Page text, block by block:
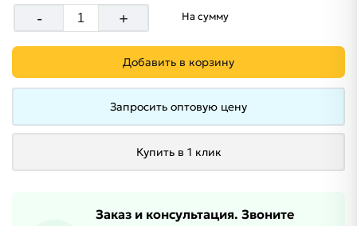
- + На сумму
Добавить в корзину
Запросить оптовую цену
Купить в 1 клик
Заказ и консультация. Звоните